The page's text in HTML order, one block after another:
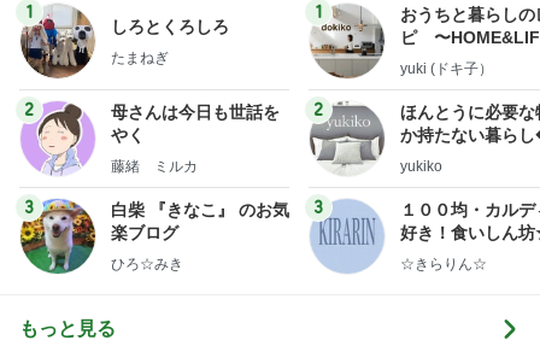
1
しろとくろしろ
たまねぎ
2
母さんは今日も世話を
やく
藤緒 ミルカ
3
白柴 『きなこ』 のお気
楽ブログ
ひろ☆みき
1
おうちと暮らしの
ピ 〜
yuki (ドキ子）
2
ほんとうに必要な
か持たない暮ら
ep Life Simple◆
yukiko
3
１００均・カルデ
好き！食いしん
らりん☆のブログ
☆きらりん☆
もっと見る